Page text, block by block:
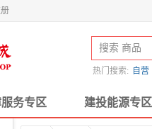
热门搜索: 自营
务专区 建投能源专区